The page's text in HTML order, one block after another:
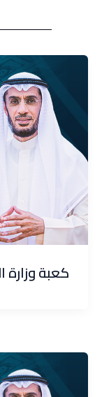
كعبة